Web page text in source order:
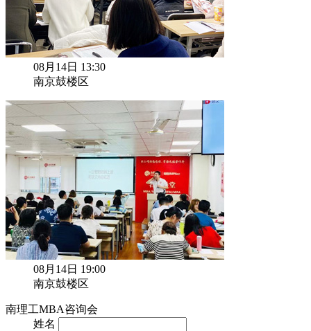
08月14日 13:30
南京鼓楼区
08月14日 19:00
南京鼓楼区
南理工MBA咨询会
姓名